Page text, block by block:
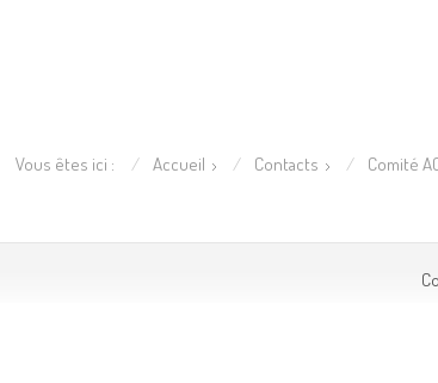
Vous êtes ici : Accueil Contacts Comité